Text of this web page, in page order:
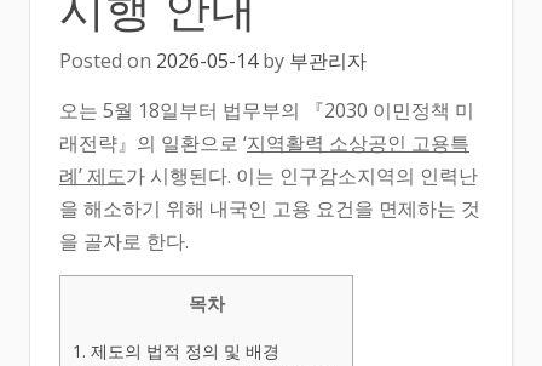
Posted on 2026-05-14by 부관리자
오는 5월 18일부터 법무부의 『2030 이민정책 미
래전략』의 일환으로 ‘지역활력 소상공인 고용특
례’ 제도가 시행된다. 이는 인구감소지역의 인력난
을 해소하기 위해 내국인 고용 요건을 면제하는 것
을 골자로 한다.
목차
1. 제도의 법적 정의 및 배경